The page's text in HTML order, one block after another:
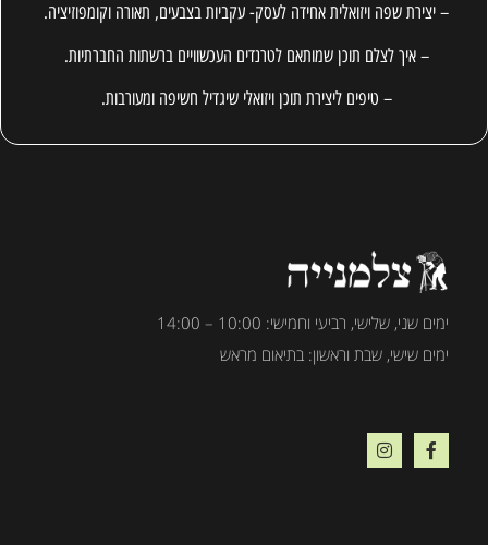
– יצירת שפה ויזואלית אחידה לעסק- עקביות בצבעים, תאורה וקומפוזיציה.
– איך לצלם תוכן שמותאם לטרנדים העכשוויים ברשתות החברתיות.
– טיפים ליצירת תוכן ויזואלי שיגדיל חשיפה ומעורבות.
ימים שני, שלישי, רביעי וחמישי: 10:00 – 14:00
ימים שישי, שבת וראשון: בתיאום מראש